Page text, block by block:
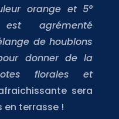
orange et 5°
agrémenté
de houblons
donner de la
florales et
sera
en terrasse !